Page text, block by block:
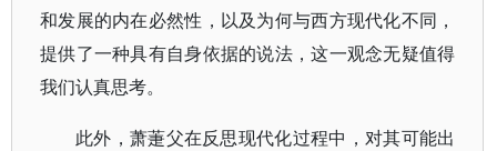
和发展的内在必然性，以及为何与西方现代化不同，
提供了一种具有自身依据的说法，这一观念无疑值得
我们认真思考。
此外，萧萐父在反思现代化过程中，对其可能出